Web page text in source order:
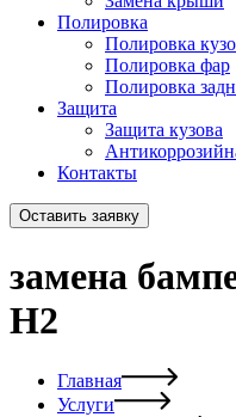
Полировка
Полировка
Полировка фар
Полировка
Защита
Защита кузова
Контакты
Оставить заявку
замена
H2
Главная
Услуги